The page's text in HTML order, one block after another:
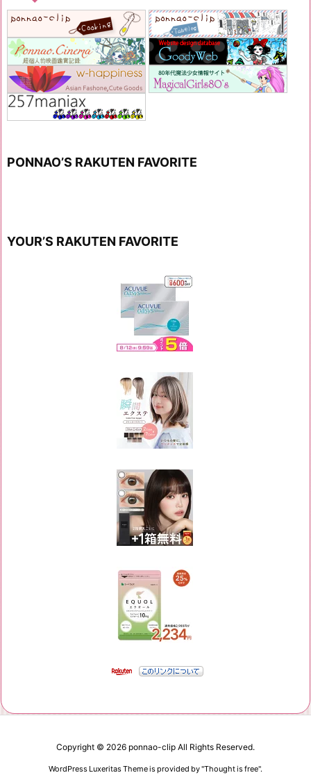
PONNAO’S RAKUTEN FAVORITE
YOUR’S RAKUTEN FAVORITE
Copyright © 2026 ponnao-clip All Rights Reserved.
WordPress Luxeritas Theme is provided by "Thought is free".